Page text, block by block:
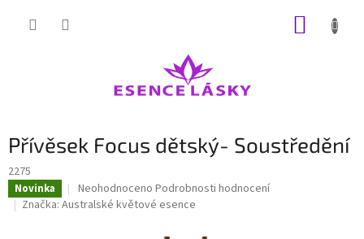
Přívěsek Focus dětský- Soustředění
2275
Novinka
Průměrné
hodnocení
Neohodnoceno Podrobnosti hodnocení
Značka: Australské květové esence